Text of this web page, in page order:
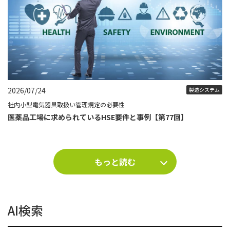
2026/07/24 製造システム
社内小型電気器具取扱い管理規定の必要性
医薬品工場に求められているHSE要件と事例【第77回】
もっと読む
AI検索